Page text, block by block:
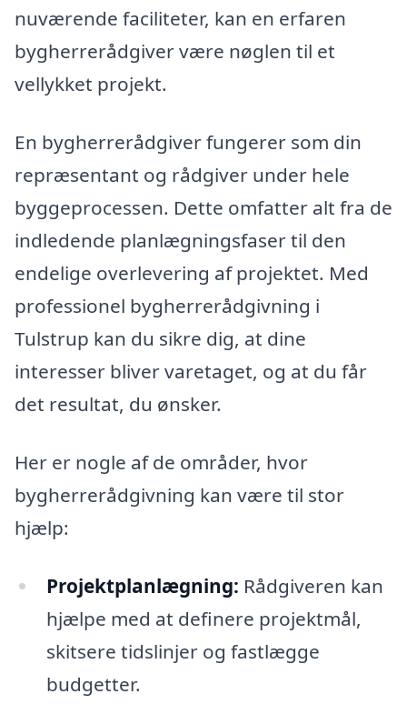
nuværende faciliteter, kan en erfaren
bygherrerådgiver være nøglen til et
vellykket projekt.
En bygherrerådgiver fungerer som din
repræsentant og rådgiver under hele
byggeprocessen. Dette omfatter alt fra de
indledende planlægningsfaser til den
endelige overlevering af projektet. Med
professionel bygherrerådgivning i
Tulstrup kan du sikre dig, at dine
interesser bliver varetaget, og at du får
det resultat, du ønsker.
Her er nogle af de områder, hvor
bygherrerådgivning kan være til stor
hjælp:
Projektplanlægning: Rådgiveren kan
hjælpe med at definere projektmål,
skitsere tidslinjer og fastlægge
budgetter.